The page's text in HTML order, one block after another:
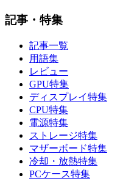
記事・特集
記事一覧
用語集
レビュー
GPU特集
ディスプレイ特集
CPU特集
電源特集
ストレージ特集
マザーボード特集
冷却・放熱特集
PCケース特集